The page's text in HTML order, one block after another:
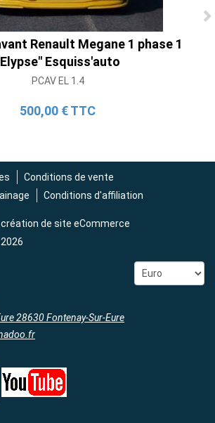
Back Active 4 Sorties avec
pour Ford Mustang GT & V6
(2015-2023)
2 690,00 € TTC
Renault Megane 1 phase 1
Esquiss'auto
PCAV EL 1.4
500,00 € TTC
Conditions de vente
Conditions d'affiliation
création de site eCommerce
28630 Fontenay-Sur-Eure